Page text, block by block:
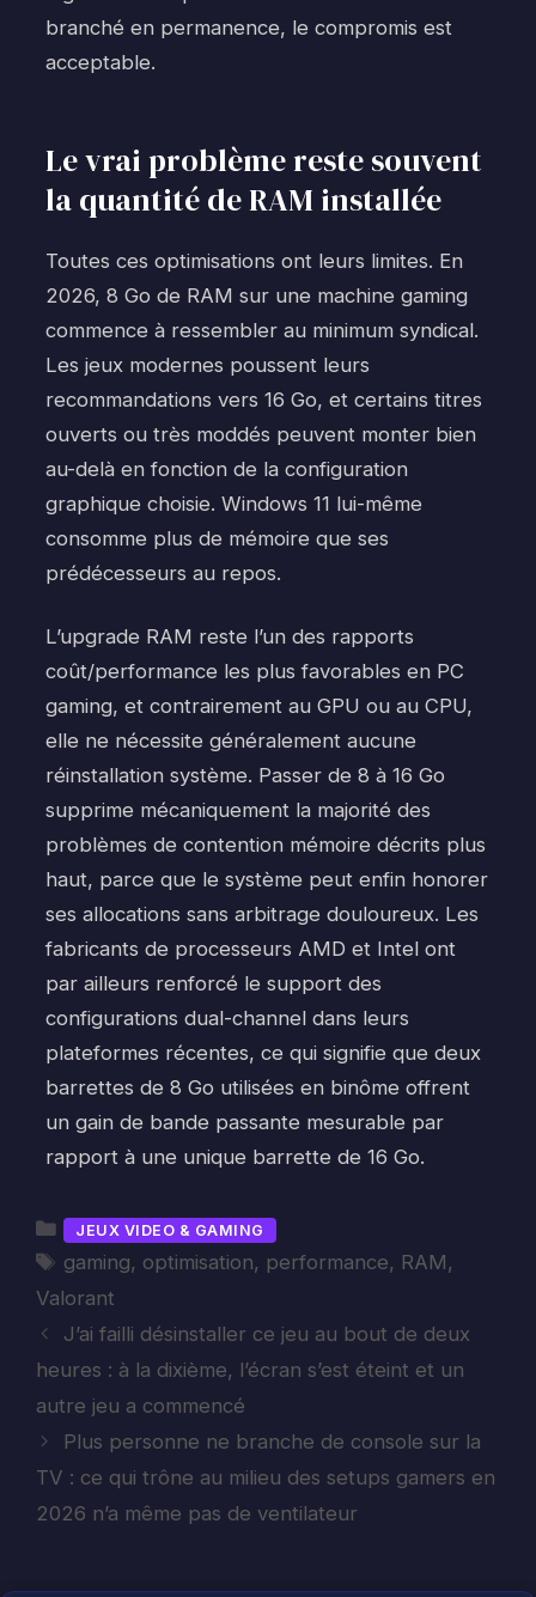
branché en permanence, le compromis est
acceptable.
Le vrai problème reste souvent
la quantité de RAM installée
Toutes ces optimisations ont leurs limites. En
2026, 8 Go de RAM sur une machine gaming
commence à ressembler au minimum syndical.
Les jeux modernes poussent leurs
recommandations vers 16 Go, et certains titres
ouverts ou très moddés peuvent monter bien
au-delà en fonction de la configuration
graphique choisie. Windows 11 lui-même
consomme plus de mémoire que ses
prédécesseurs au repos.
L’upgrade RAM reste l’un des rapports
coût/performance les plus favorables en PC
gaming, et contrairement au GPU ou au CPU,
elle ne nécessite généralement aucune
réinstallation système. Passer de 8 à 16 Go
supprime mécaniquement la majorité des
problèmes de contention mémoire décrits plus
haut, parce que le système peut enfin honorer
ses allocations sans arbitrage douloureux. Les
fabricants de processeurs AMD et Intel ont
par ailleurs renforcé le support des
configurations dual-channel dans leurs
plateformes récentes, ce qui signifie que deux
barrettes de 8 Go utilisées en binôme offrent
un gain de bande passante mesurable par
rapport à une unique barrette de 16 Go.
Catégories
JEUX VIDEO & GAMING
Étiquettes
gaming, optimisation, performance, RAM,
Valorant
J’ai failli désinstaller ce jeu au bout de deux
heures : à la dixième, l’écran s’est éteint et un
autre jeu a commencé
Plus personne ne branche de console sur la
TV : ce qui trône au milieu des setups gamers en
2026 n’a même pas de ventilateur